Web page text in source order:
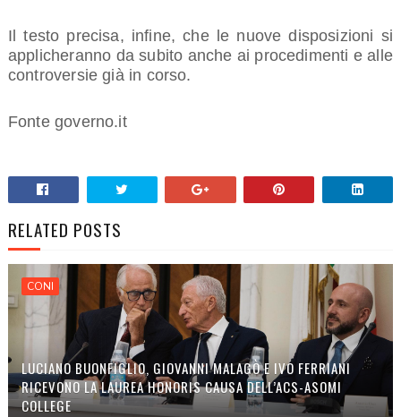
Il testo precisa, infine, che le nuove disposizioni si
applicheranno da subito anche ai procedimenti e alle
controversie già in corso.
Fonte governo.it
RELATED POSTS
CONI
LUCIANO BUONFIGLIO, GIOVANNI MALAGÒ E IVO FERRIANI
RICEVONO LA LAUREA HONORIS CAUSA DELL’ACS-ASOMI
COLLEGE